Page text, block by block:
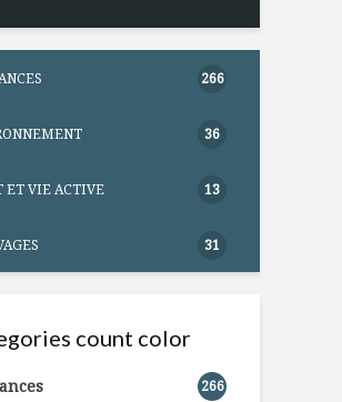
266
36
ET VIE ACTIVE 13
31
count color
266